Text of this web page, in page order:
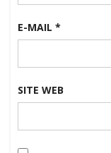
E-MAIL *
SITE WEB